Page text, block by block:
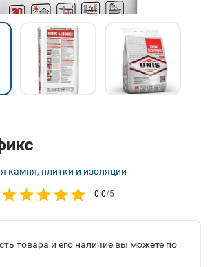
камня, плитки и изоляции
0.0/5
товара и его наличие вы можете по